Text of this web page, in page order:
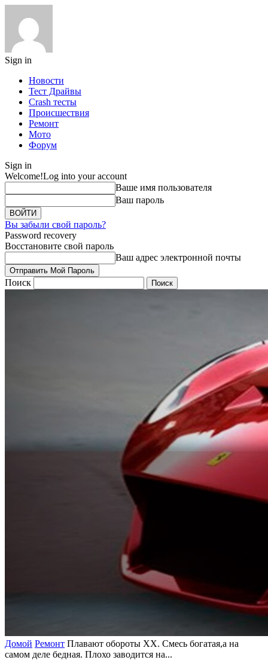
Sign in
Новости
Тест Драйвы
Crash тесты
Происшествия
Ремонт
Мото
Форум
Sign in
Welcome!Log into your account
Ваше имя пользователя
Ваш пароль
Вы забыли свой пароль?
Password recovery
Восстановите свой пароль
Ваш адрес электронной почты
Поиск
Домой Ремонт Плавают обороты ХХ. Смесь богатая,а на
самом деле бедная. Плохо заводится на...